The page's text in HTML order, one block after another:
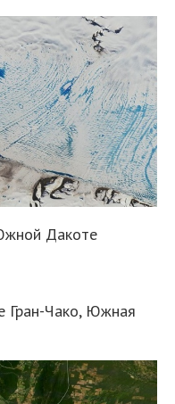
Дакоте
Гран-Чако, Южная